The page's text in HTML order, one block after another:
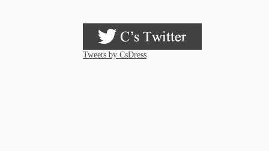
Tweets by CsDress